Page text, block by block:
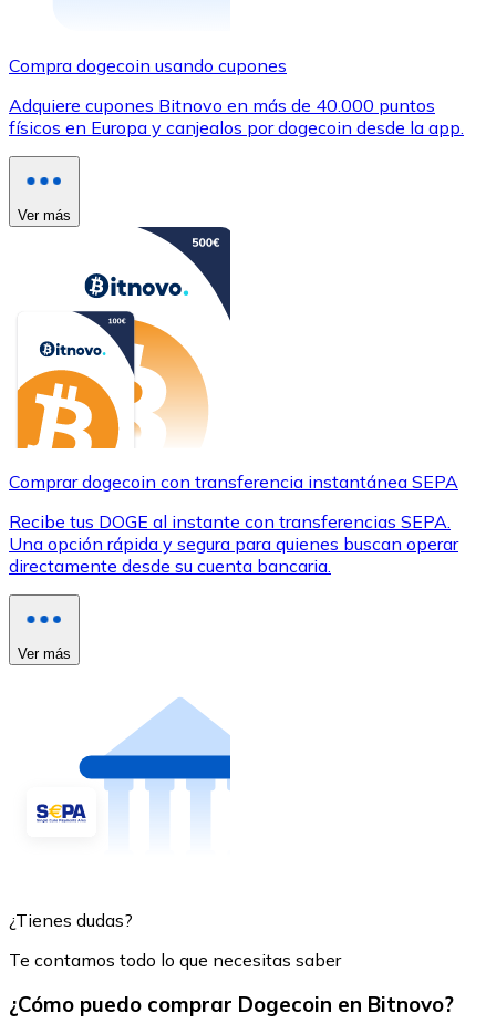
Compra dogecoin usando cupones
Adquiere cupones Bitnovo en más de 40.000 puntos
físicos en Europa y canjealos por dogecoin desde la app.
Ver más
Comprar dogecoin con transferencia instantánea SEPA
Recibe tus DOGE al instante con transferencias SEPA.
Una opción rápida y segura para quienes buscan operar
directamente desde su cuenta bancaria.
Ver más
¿Tienes dudas?
Te contamos todo lo que necesitas saber
¿Cómo puedo comprar Dogecoin en Bitnovo?